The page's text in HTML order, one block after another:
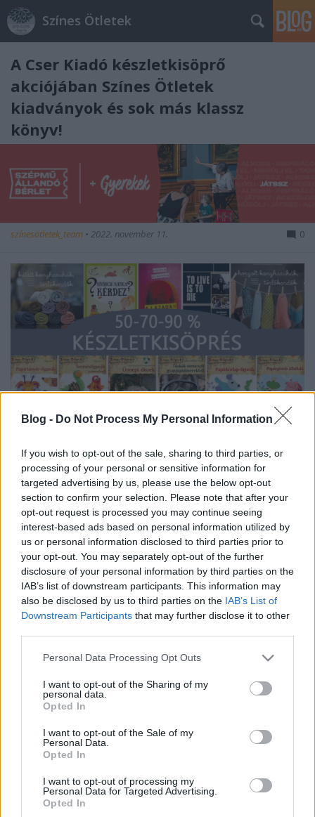
Blog - Do Not Process My Personal Information
If you wish to opt-out of the sale, sharing to third parties, or
processing of your personal or sensitive information for
targeted advertising by us, please use the below opt-out
section to confirm your selection. Please note that after your
opt-out request is processed you may continue seeing
interest-based ads based on personal information utilized by
us or personal information disclosed to third parties prior to
your opt-out. You may separately opt-out of the further
disclosure of your personal information by third parties on the
IAB’s list of downstream participants. This information may
also be disclosed by us to third parties on the IAB’s List of
Downstream Participants that may further disclose it to other
Please note that this website/app uses one or more Google
not limited to your visit or usage behaviour. You may click to
grant or deny consent to Google and its third-party tags to
use your data for below specified purposes in below Google
consent section.
Personal Data Processing Opt Outs
I want to opt-out of the Sharing of my
personal data.
Opted In
I want to opt-out of the Sale of my
Personal Data.
Opted In
I want to opt-out of processing my
Personal Data for Targeted Advertising.
Opted In
Színes Ötletek
A Cser Kiadó készletkisöprő
akciójában Színes Ötletek
kiadványok és sok más klassz
könyv!
színesötletek_team • 2022. november 11. 0
szokásosév végi készletkisöprő akcióját.
következő pár napban számos érdekes, izgalmas és
hasznos könyvet vásárolhattok akár 50–90%-os
kedvezménnyel. A kézimunkázástól kezdve a
portréfestésen át a nemezelésig sok-sok kreatív
témájú kiadvány - köztük blogunk névadója,
Színes Ötletek sorozatkorábbi számai - között is
szemezgethettek, és azok is találhatnak maguknak
vagy családtagjaiknak olvasnivalót, akiket inkább az
otthonfelújítás, a gasztronómia, vagy éppen az
egészéges életmód érdekel. Siessetek, mert a készlet
Címkék:ajánló könyv vásár akció könyvajánló Cser Kiadó
Ajánlott bejegyzések:
Február utolsó szombatján családi napra